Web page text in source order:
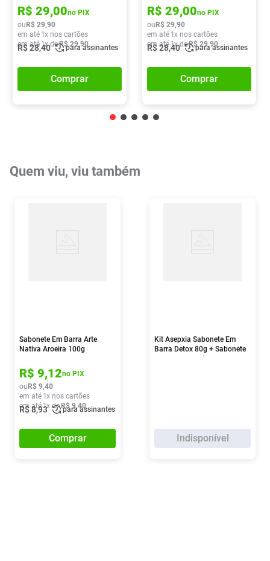
R$ 29,00no PIX
ou R$ 29,90
em até 1x nos cartões
em até 1x deR$ 29,90
R$28,40 para assinantes
Comprar
R$ 29,00no PIX
ou R$ 29,90
em até 1x nos cartões
em até 1x deR$ 29,90
R$28,40 para assinantes
Comprar
Quem viu, viu também
Sabonete Em Barra Arte
Nativa Aroeira 100g
R$ 9,12no PIX
ou R$ 9,40
em até 1x nos cartões
em até1x de R$ 9,40
R$8,93 para assinantes
Comprar
Kit Asepxia Sabonete Em
Barra Detox 80g + Sabonete
Indisponível